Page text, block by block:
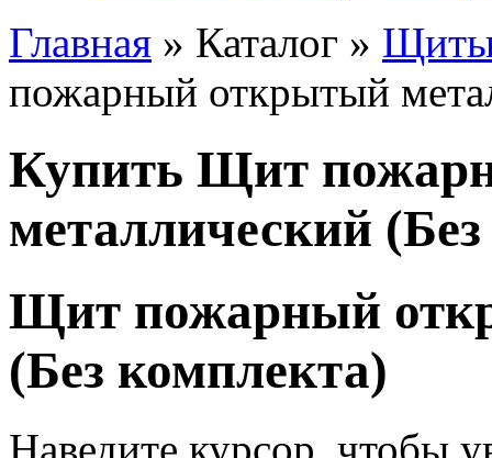
Главная » Каталог » Щиты
пожарный открытый
Купить Щит
металлический
Щит пожарный
(Без комплекта)
Наведите курсор, чтобы